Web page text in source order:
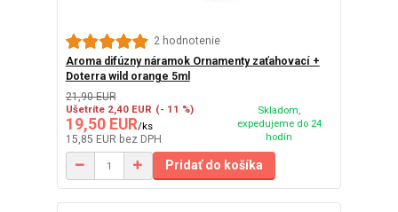
2 hodnotenie
Aroma difúzny náramok Ornamenty zaťahovací +
Doterra wild orange 5ml
21,90 EUR
Ušetríte 2,40 EUR (- 11 %)
19,50 EUR/ks
15,85 EUR bez DPH
Skladom,
expedujeme do 24
hodín
Pridať do košíka